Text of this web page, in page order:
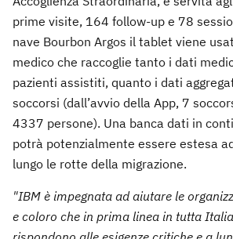
prime visite, 164 follow-up e 78
nave Bourbon Argos il tablet viene
medico che raccoglie tanto i dati
pazienti assistiti, quanto i dati
soccorsi (dall’avvio della App, 7
4337 persone). Una banca dati in
potrà potenzialmente essere estesa
lungo le rotte della migrazione.
"IBM è impegnata ad aiutare le
e coloro che in prima linea in tutta